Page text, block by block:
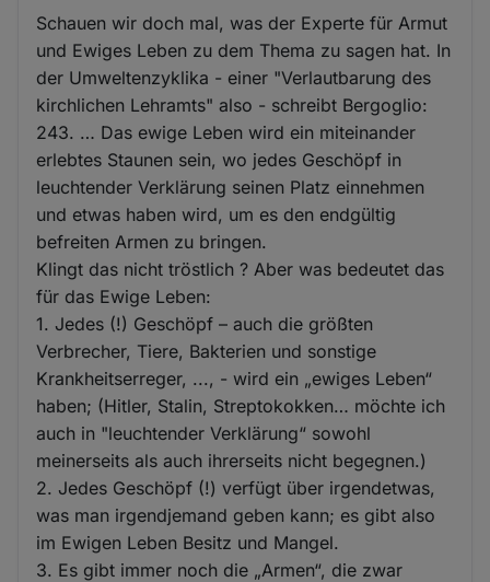
Schauen wir doch mal, was der Experte für Armut
und Ewiges Leben zu dem Thema zu sagen hat. In
der Umweltenzyklika - einer "Verlautbarung des
kirchlichen Lehramts" also - schreibt Bergoglio:
243. … Das ewige Leben wird ein miteinander
erlebtes Staunen sein, wo jedes Geschöpf in
leuchtender Verklärung seinen Platz einnehmen
und etwas haben wird, um es den endgültig
befreiten Armen zu bringen.
Klingt das nicht tröstlich ? Aber was bedeutet das
für das Ewige Leben:
1. Jedes (!) Geschöpf – auch die größten
Verbrecher, Tiere, Bakterien und sonstige
Krankheitserreger, ..., - wird ein „ewiges Leben“
haben; (Hitler, Stalin, Streptokokken… möchte ich
auch in "leuchtender Verklärung“ sowohl
meinerseits als auch ihrerseits nicht begegnen.)
2. Jedes Geschöpf (!) verfügt über irgendetwas,
was man irgendjemand geben kann; es gibt also
im Ewigen Leben Besitz und Mangel.
3. Es gibt immer noch die „Armen“, die zwar